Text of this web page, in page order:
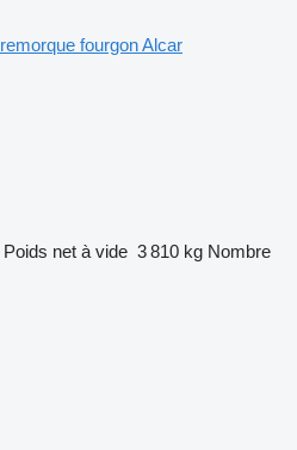
remorque fourgon Alcar
Poids net à vide 3 810 kg Nombre